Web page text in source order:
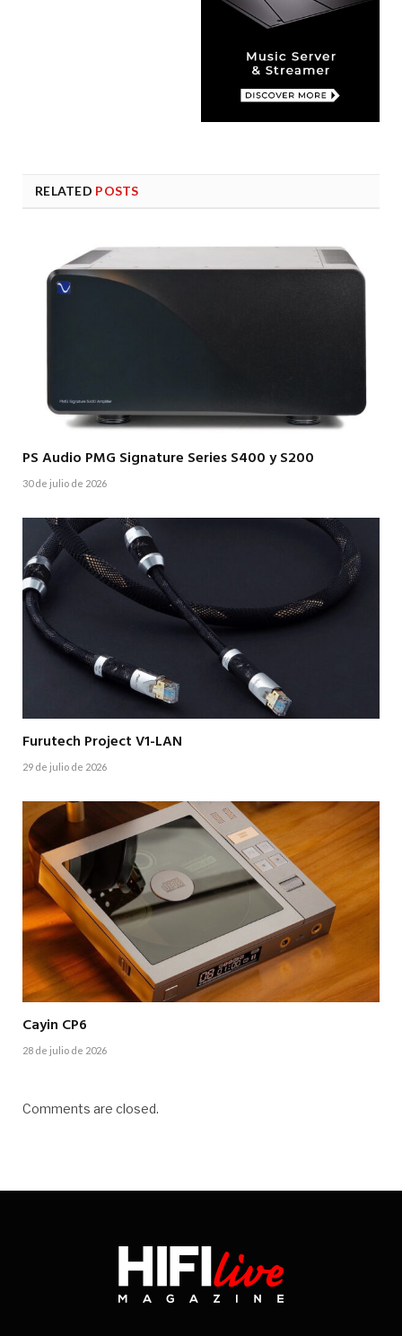
RELATED POSTS
PS Audio PMG Signature Series S400 y S200
30 de julio de 2026
Furutech Project V1-LAN
29 de julio de 2026
Cayin CP6
28 de julio de 2026
Comments are closed.